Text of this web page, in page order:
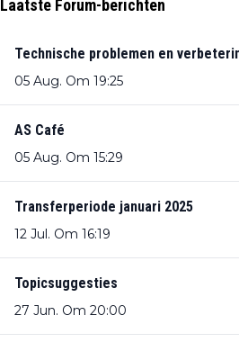
Laatste Forum-berichten
Technische problemen en
05 Aug. Om 19:25
AS Café
05 Aug. Om 15:29
Transferperiode januari 2025
12 Jul. Om 16:19
Topicsuggesties
27 Jun. Om 20:00